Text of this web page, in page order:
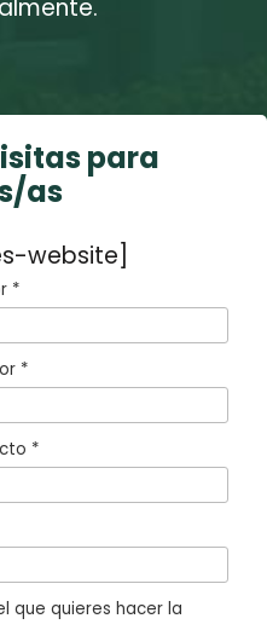
para
as
website]
*
*
*
que quieres hacer la